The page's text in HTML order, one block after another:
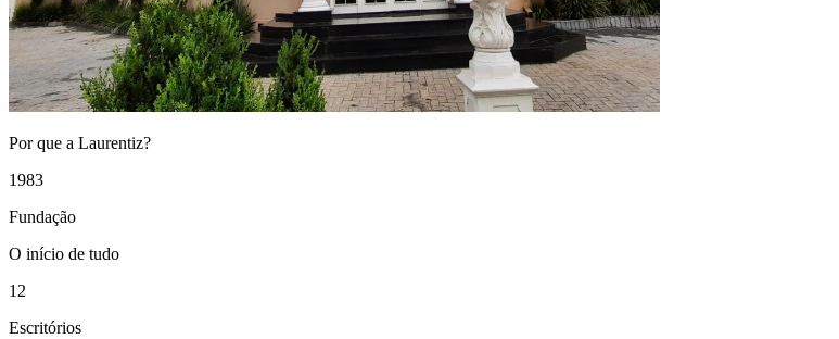
Por que a Laurentiz?
1983
Fundação
O início de tudo
12
Escritórios